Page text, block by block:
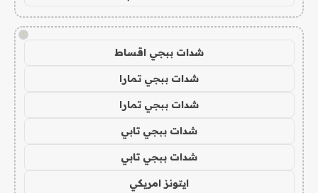
!
شدات ببجي اقساط
شدات ببجي تمارا
شدات ببجي تمارا
شدات ببجي تابي
شدات ببجي تابي
ايتونز امريكي